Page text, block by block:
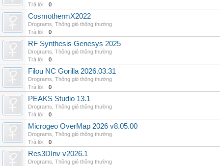
Trả lời:
0
CosmothermX2022
Drograms Thông gió thông thường
Trả lời:
0
RF Synthesis Genesys 2025
Drograms Thông gió thông thường
Trả lời:
0
Filou NC Gorilla 2026.03.31
Drograms Thông gió thông thường
Trả lời:
0
PEAKS Studio 13.1
Drograms Thông gió thông thường
Trả lời:
0
Microgeo OverMap 2026 v8.05.00
Drograms Thông gió thông thường
Trả lời:
0
Res3DInv v2026.1
Drograms Thông gió thông thường